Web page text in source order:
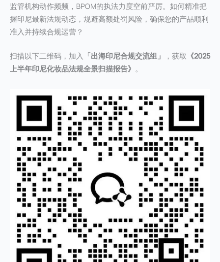
监管机构动作频频，BPOM的执法力度空前严厉。如何精准把
握印尼最新法规动态，规避高额处罚风险，确保您的产品顺利
准入并持续合规运营？
扫描以下二维码，加入 「出海印尼合规交流组」 ，获取 《2025
上半年印尼化妆品法规全景扫描报告》 。